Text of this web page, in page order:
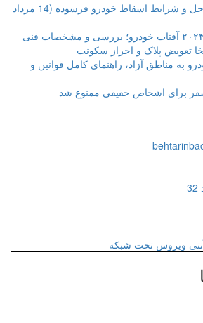
راهنمای کامل مراحل و شرایط اسقاط خودرو فرسوده (14 مرداد
پلاک و احراز سکونت
مناطق آزاد، راهنمای کامل قوانین و
برای اشخاص حقیقی ممنوع شد
ویروس تحت شبکه